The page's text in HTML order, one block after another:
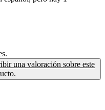
una valoración sobre este